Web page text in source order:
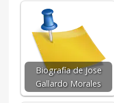
Biografía de Jose
Gallardo Morales